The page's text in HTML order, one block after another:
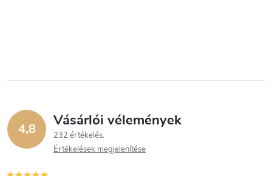
4,8 Vásárlói vélemények
232 értékelés
Értékelések megjelenítése